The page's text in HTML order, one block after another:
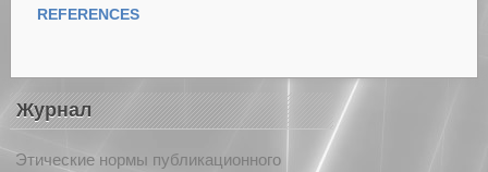
REFERENCES
Журнал
Этические нормы публикационного